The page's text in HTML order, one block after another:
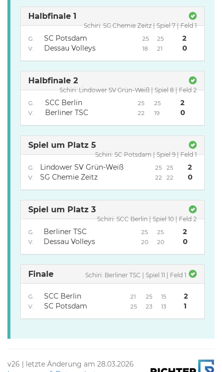
Halbfinale 1
Schiri: SG Chemie Zeitz | Spiel 7 | Feld 1
G. SC Potsdam 25 25 2
V. Dessau Volleys 18 21 0
Halbfinale 2
Schiri: Lindower SV Grün-Weiß | Spiel 8 | Feld 2
G. SCC Berlin 25 25 2
V. Berliner TSC 22 19 0
Spiel um Platz 5
Schiri: SC Potsdam | Spiel 9 | Feld 1
G. Lindower SV Grün-Weiß 25 25 2
V. SG Chemie Zeitz 22 22 0
Spiel um Platz 3
Schiri: SCC Berlin | Spiel 10 | Feld 2
G. Berliner TSC 25 25 2
V. Dessau Volleys 20 20 0
Finale Schiri: Berliner TSC | Spiel 11 | Feld 1
G. SCC Berlin 21 25 15 2
V. SC Potsdam 25 23 13 1
v26 | letzte Änderung am 28.03.2026